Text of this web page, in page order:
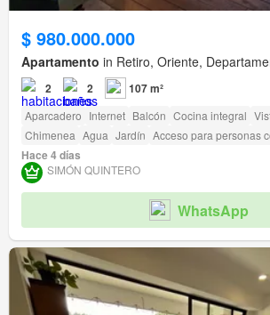
$ 980.000.000
Apartamento in Retiro, Oriente,
2 2 107 m²
Aparcadero Internet Balcón Cocina integral
Chimenea Agua Jardín Acceso para personas
Hace 4 días
SIMÓN QUINTERO
WhatsApp